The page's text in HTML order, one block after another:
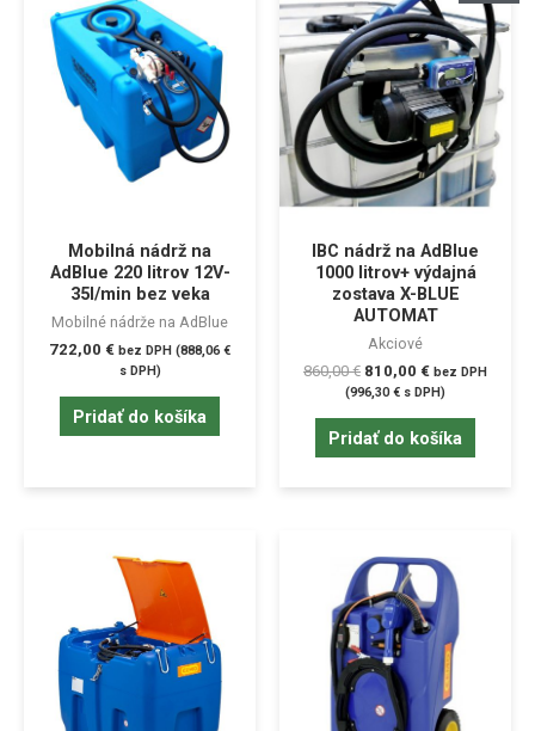
Mobilná nádrž na
AdBlue 220 litrov 12V-
35l/min bez veka
Mobilné nádrže na AdBlue
722,00 € bez DPH (888,06 €
s DPH)
Pridať do košíka
IBC nádrž na AdBlue
1000 litrov+ výdajná
zostava X-BLUE
AUTOMAT
Akciové
860,00€ 810,00 € bez DPH
(996,30€ s DPH)
Pridať do košíka